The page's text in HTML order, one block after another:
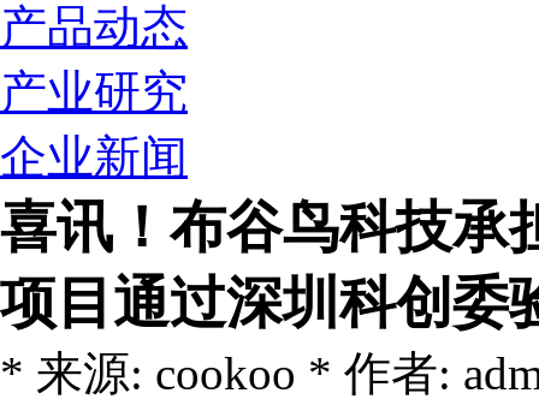
产品动态
产业研究
企业新闻
喜讯！布谷鸟科技承
项目通过深圳科创委
* 来源: cookoo * 作者: